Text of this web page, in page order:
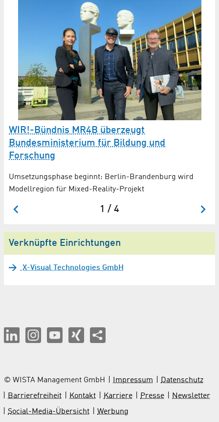
WIR!-Bündnis MR4B überzeugt
Bundesministerium für Bildung und
Forschung
Umsetzungsphase beginnt: Berlin-Brandenburg wird
Modellregion für Mixed-Reality-Projekt
1 / 4
Verknüpfte Einrichtungen
X-Visual Technologies GmbH
© WISTA Management GmbH Impressum
Datenschutz
Barrierefreiheit
Kontakt Karriere Presse
Newsletter
Social-Media-Übersicht
Werbung